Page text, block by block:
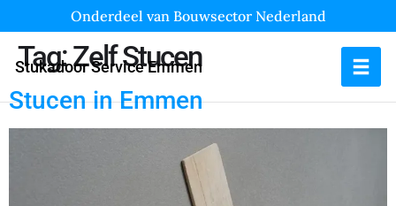
Onderdeel van Bouwsector Nederland
Stukadoor Service Emmen
Tag:Zelf Stucen
Stucen in Emmen